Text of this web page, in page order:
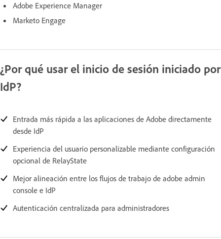
Adobe Experience Manager
Marketo Engage
¿Por qué usar el inicio de sesión iniciado por
IdP?
Entrada más rápida a las aplicaciones de Adobe directamente
desde IdP
Experiencia del usuario personalizable mediante configuración
opcional de RelayState
Mejor alineación entre los flujos de trabajo de adobe admin
console e IdP
Autenticación centralizada para administradores